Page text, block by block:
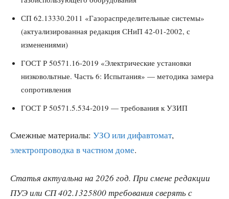
СП 62.13330.2011 «Газораспределительные системы»
(актуализированная редакция СНиП 42-01-2002, с
изменениями)
ГОСТ Р 50571.16-2019 «Электрические установки
низковольтные. Часть 6: Испытания» — методика замера
сопротивления
ГОСТ Р 50571.5.534-2019 — требования к УЗИП
Смежные материалы: УЗО или дифавтомат,
электропроводка в частном доме.
Статья актуальна на 2026 год. При смене редакции
ПУЭ или СП 402.1325800 требования сверять с